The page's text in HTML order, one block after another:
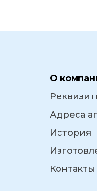
О
Адреса
История
Контакты